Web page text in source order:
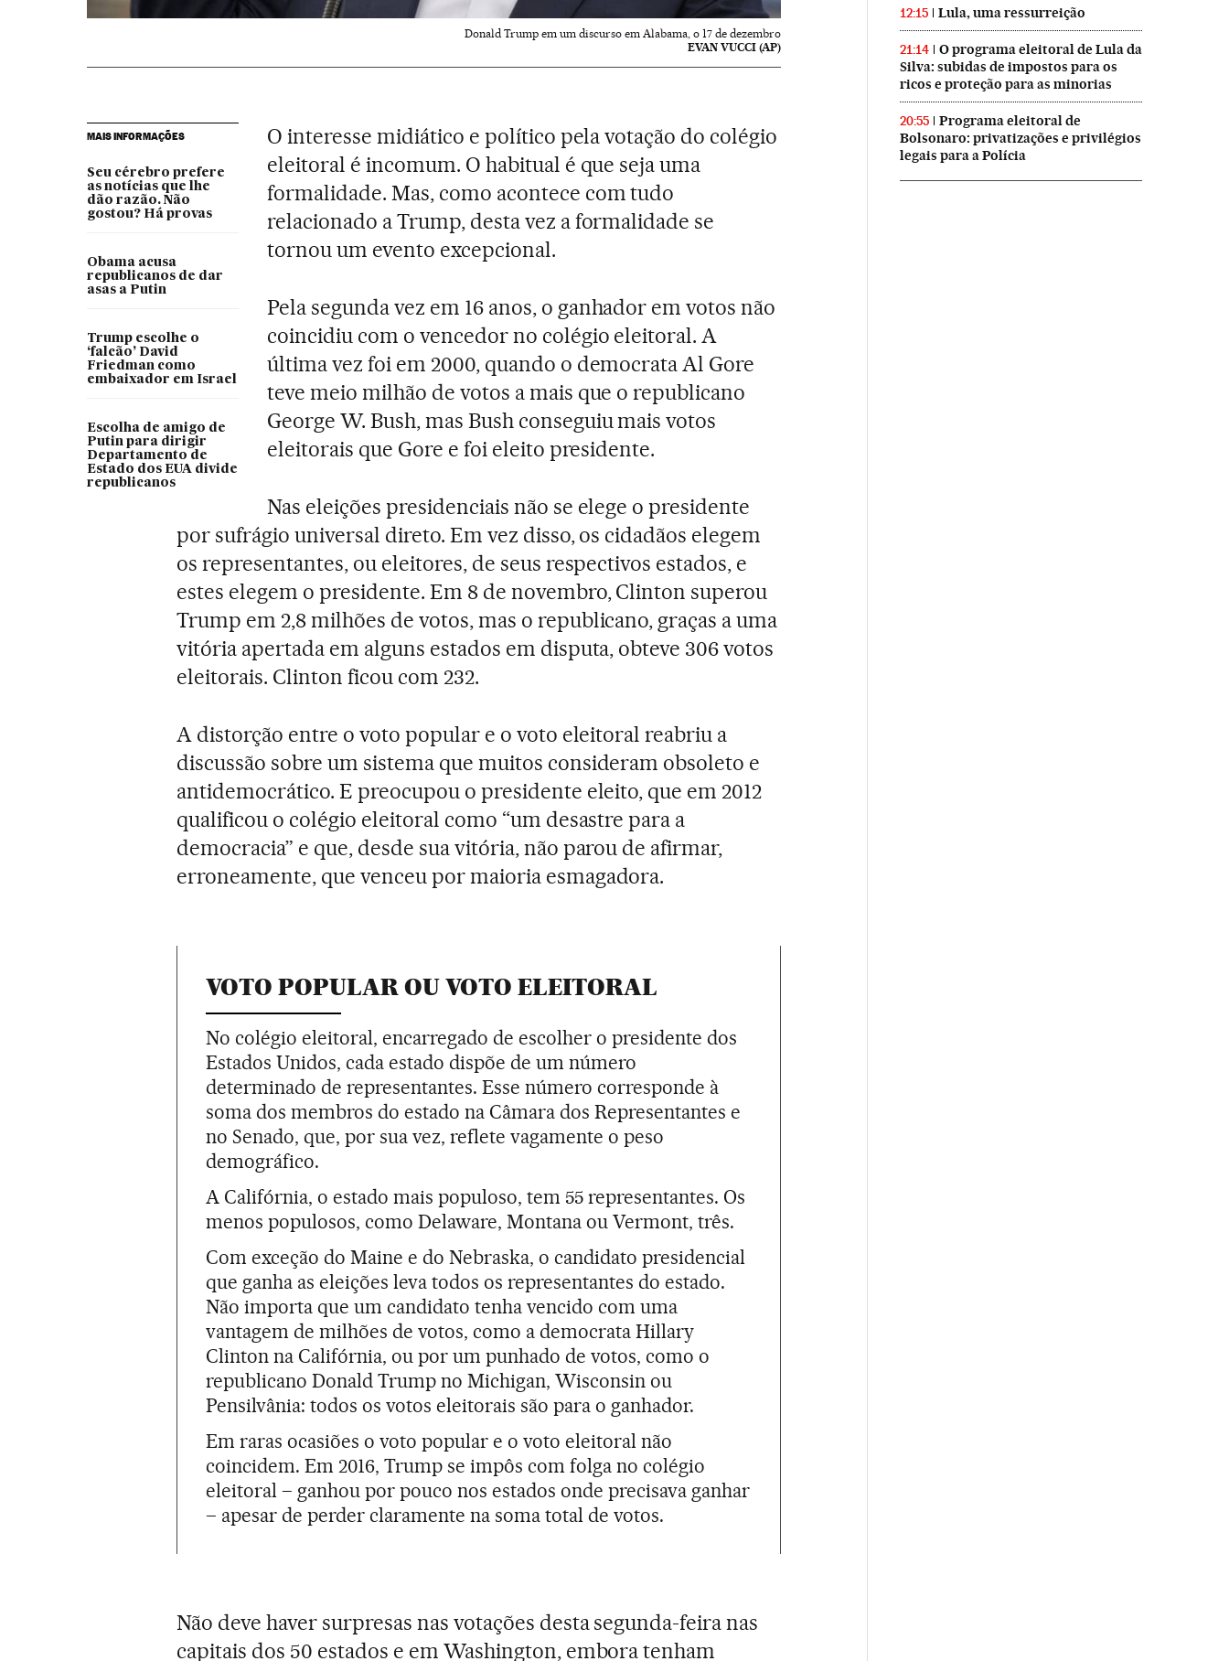
Donald Trump em um discurso em Alabama, o 17 de dezembro
EVAN VUCCI (AP)
MAIS INFORMAÇÕES
Seu cérebro prefere
as notícias que lhe
dão razão. Não
gostou? Há provas
Obama acusa
republicanos de dar
asas a Putin
Trump escolhe o
‘falcão’ David
Friedman como
embaixador em Israel
Escolha de amigo de
Putin para dirigir
Departamento de
Estado dos EUA divide
republicanos
O interesse midiático e político pela votação do colégio
eleitoral é incomum. O habitual é que seja uma
formalidade. Mas, como acontece com tudo
relacionado a Trump, desta vez a formalidade se
tornou um evento excepcional.
Pela segunda vez em 16 anos, o ganhador em votos não
coincidiu com o vencedor no colégio eleitoral. A
última vez foi em 2000, quando o democrata Al Gore
teve meio milhão de votos a mais que o republicano
George W. Bush, mas Bush conseguiu mais votos
eleitorais que Gore e foi eleito presidente.
Nas eleições presidenciais não se elege o presidente
por sufrágio universal direto. Em vez disso, os cidadãos elegem
os representantes, ou eleitores, de seus respectivos estados, e
estes elegem o presidente. Em 8 de novembro, Clinton superou
Trump em 2,8 milhões de votos, mas o republicano, graças a uma
vitória apertada em alguns estados em disputa, obteve 306 votos
eleitorais. Clinton ficou com 232.
A distorção entre o voto popular e o voto eleitoral reabriu a
discussão sobre um sistema que muitos consideram obsoleto e
antidemocrático. E preocupou o presidente eleito, que em 2012
qualificou o colégio eleitoral como “um desastre para a
democracia” e que, desde sua vitória, não parou de afirmar,
erroneamente, que venceu por maioria esmagadora.
VOTO POPULAR OU VOTO ELEITORAL
No colégio eleitoral, encarregado de escolher o presidente dos
Estados Unidos, cada estado dispõe de um número
determinado de representantes. Esse número corresponde à
soma dos membros do estado na Câmara dos Representantes e
no Senado, que, por sua vez, reflete vagamente o peso
demográfico.
A Califórnia, o estado mais populoso, tem 55 representantes. Os
menos populosos, como Delaware, Montana ou Vermont, três.
Com exceção do Maine e do Nebraska, o candidato presidencial
que ganha as eleições leva todos os representantes do estado.
Não importa que um candidato tenha vencido com uma
vantagem de milhões de votos, como a democrata Hillary
Clinton na Califórnia, ou por um punhado de votos, como o
republicano Donald Trump no Michigan, Wisconsin ou
Pensilvânia: todos os votos eleitorais são para o ganhador.
Em raras ocasiões o voto popular e o voto eleitoral não
coincidem. Em 2016, Trump se impôs com folga no colégio
eleitoral – ganhou por pouco nos estados onde precisava ganhar
– apesar de perder claramente na soma total de votos.
Não deve haver surpresas nas votações desta segunda-feira nas
capitais dos 50 estados e em Washington, embora tenham
12:15 Lula, uma ressurreição
21:14
O programa eleitoral de Lula da
Silva: subidas de impostos para os
ricos e proteção para as minorias
20:55
Programa eleitoral de
Bolsonaro: privatizações e privilégios
legais para a Polícia